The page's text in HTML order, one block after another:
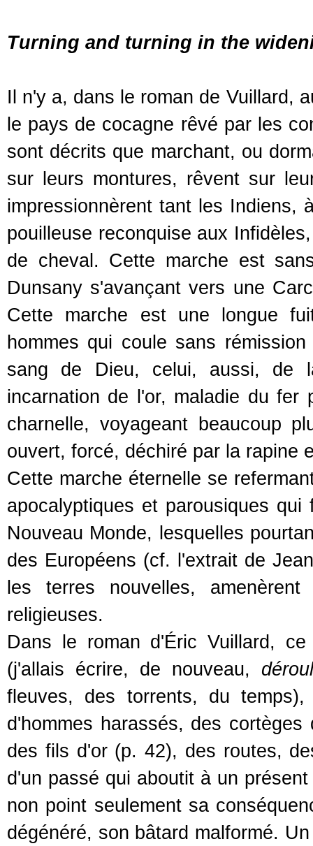
Turning and turning in the
Il n'y a, dans le roman de Vuillard,
le pays de cocagne rêvé par les
sont décrits que marchant, ou
sur leurs montures, rêvent sur
impressionnèrent tant les Indiens,
pouilleuse reconquise aux
de cheval. Cette marche est
Dunsany s'avançant vers une
Cette marche est une longue
hommes qui coule sans
sang de Dieu, celui, aussi, de
incarnation de l'or, maladie du
charnelle, voyageant beaucoup
ouvert, forcé, déchiré par la rapine
Cette marche éternelle se
apocalyptiques et parousiques
Nouveau Monde, lesquelles
des Européens (cf. l'extrait de
les terres nouvelles,
religieuses.
Dans le roman d'Éric Vuillard,
(j'allais écrire, de nouveau,
fleuves, des torrents, du
d'hommes harassés, des
des fils d'or (p. 42), des routes,
d'un passé qui aboutit à un
non point seulement sa
dégénéré, son bâtard malformé.